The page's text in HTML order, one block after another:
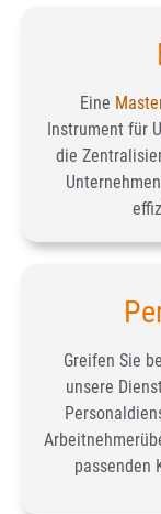
Eine
Instrument für
die
Greifen Sie
unsere
passenden